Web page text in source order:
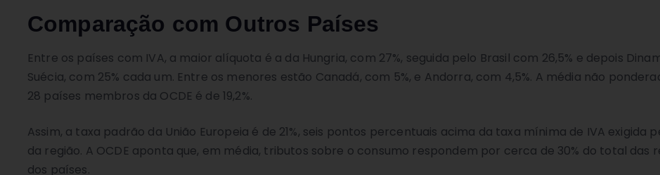
Comparação com Outros Países
Entre os países com IVA, a maior alíquota é a da Hungria, com 27%, seguida pelo Brasil com 26,5% e depois
Suécia, com 25% cada um. Entre os menores estão Canadá, com 5%, e Andorra, com 4,5%. A média não
28 países membros da OCDE é de 19,2%.
Assim, a taxa padrão da União Europeia é de 21%, seis pontos percentuais acima da taxa mínima de IVA exigida
da região. A OCDE aponta que, em média, tributos sobre o consumo respondem por cerca de 30% do total das
dos países.